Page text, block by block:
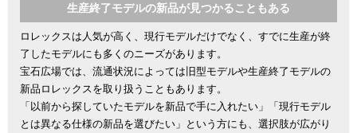
生産終了モデルの新品が見つかることもある
ロレックスは人気が高く、現行モデルだけでなく、すでに生産が終
了したモデルにも多くのニーズがあります。
宝石広場では、流通状況によっては旧型モデルや生産終了モデルの
新品ロレックスを取り扱うこともあります。
「以前から探していたモデルを新品で手に入れたい」「現行モデル
とは異なる仕様の新品を選びたい」という方にも、選択肢が広がり